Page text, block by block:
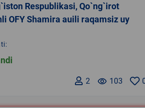
Respublikasi, Qo`ng`irot
OFY Shamira auili raqamsiz uy
remove_red_eye 103
2